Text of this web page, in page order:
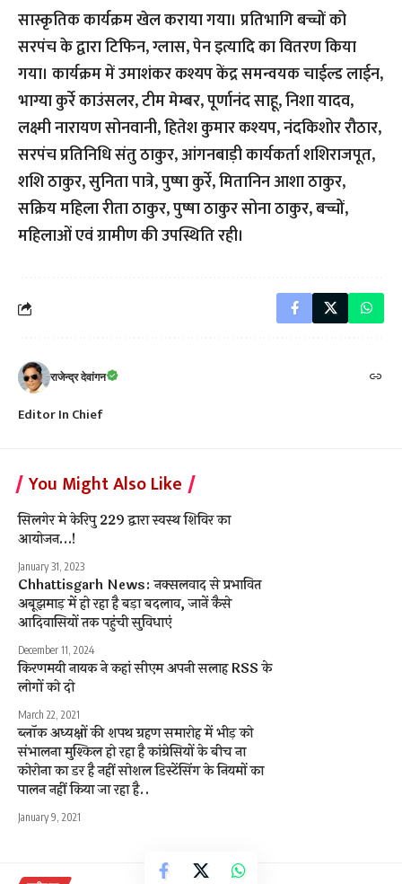
सास्कृतिक कार्यक्रम खेल कराया गया। प्रतिभागि बच्चों को
सरपंच के द्वारा टिफिन, ग्लास, पेन इत्यादि का वितरण किया
गया। कार्यक्रम में उमाशंकर कश्यप केंद्र समन्वयक चाईल्ड लाईन,
भाग्या कुर्रे काउंसलर, टीम मेम्बर, पूर्णानंद साहू, निशा यादव,
लक्ष्मी नारायण सोनवानी, हितेश कुमार कश्यप, नंदकिशोर रौठार,
सरपंच प्रतिनिधि संतु ठाकुर, आंगनबाड़ी कार्यकर्ता शशिराजपूत,
शशि ठाकुर, सुनिता पात्रे, पुष्षा कुर्रे, मितानिन आशा ठाकुर,
सक्रिय महिला रीता ठाकुर, पुष्षा ठाकुर सोना ठाकुर, बच्चों,
महिलाओं एवं ग्रामीण की उपस्थिति रही।
राजेन्द्र देवांगन
Editor In Chief
You Might Also Like
सिलगेर मे केरिपु 229 द्वारा स्वस्थ शिविर का
आयोजन…!
January 31, 2023
Chhattisgarh News: नक्सलवाद से प्रभावित
अबूझमाड़ में हो रहा है बड़ा बदलाव, जानें कैसे
आदिवासियों तक पहुंची सुविधाएं
December 11, 2024
किरणमयी नायक ने कहां सीएम अपनी सलाह RSS के
लोगों को दो
March 22, 2021
ब्लॉक अध्यक्षों की शपथ ग्रहण समारोह में भीड़ को
संभालना मुश्किल हो रहा है कांग्रेसियों के बीच ना
कोरोना का डर है नहीं सोशल डिस्टेंसिंग के नियमों का
पालन नहीं किया जा रहा है..
January 9, 2021